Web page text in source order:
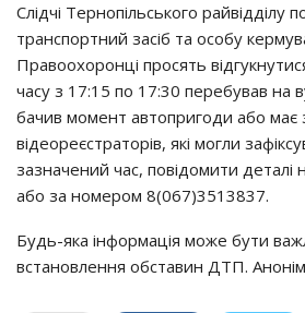
Слідчі Тернопільського райвідділу
транспортний засіб та особу
Правоохоронці просять
часу з 17:15 по 17:30 перебував на
бачив момент автопригоди або має
відеореєстраторів, які могли
зазначений час, повідомити деталі
або за номером 8(067)3513837.
Будь-яка інформація може бути
встановлення обставин ДТП.